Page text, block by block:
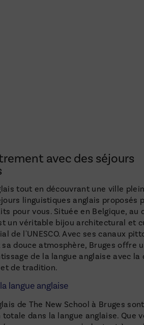
avec des séjours
tout en découvrant une ville
linguistiques anglais proposés
pour vous. Située en Belgique, au
un véritable bijou architectural et
de l'UNESCO. Avec ses canaux
douce atmosphère, Bruges offre
de la langue anglaise avec la
de tradition.
langue anglaise
de The New School à Bruges
dans la langue anglaise. Que